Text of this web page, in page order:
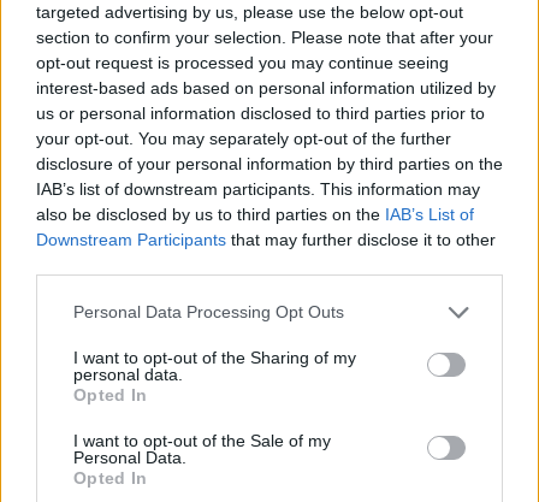
targeted advertising by us, please use the below opt-out
section to confirm your selection. Please note that after your
opt-out request is processed you may continue seeing
interest-based ads based on personal information utilized by
us or personal information disclosed to third parties prior to
your opt-out. You may separately opt-out of the further
disclosure of your personal information by third parties on the
IAB’s list of downstream participants. This information may
also be disclosed by us to third parties on the IAB’s List of
Downstream Participants that may further disclose it to other
Please note that this website/app uses one or more Google
not limited to your visit or usage behaviour. You may click to
grant or deny consent to Google and its third-party tags to
use your data for below specified purposes in below Google
consent section.
Personal Data Processing Opt Outs
I want to opt-out of the Sharing of my
personal data.
Opted In
I want to opt-out of the Sale of my
Personal Data.
Opted In
Polikarbonát lemez: A modern és
BAUPRO.HU · ÉPÍTŐANYAG ÚTMUTATÓ